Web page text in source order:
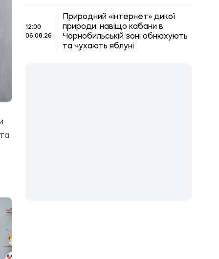
12:00
06.08.26
Природний «інтернет» дикої
природи: навіщо кабани в
Чорнобильській зоні обнюхують
та чухають яблуні